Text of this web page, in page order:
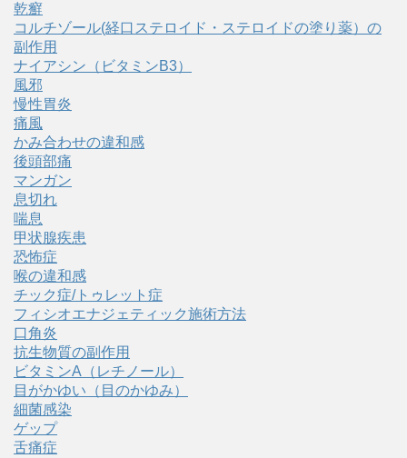
乾癬
コルチゾール(経口ステロイド・ステロイドの塗り薬）の
副作用
ナイアシン（ビタミンB3）
風邪
慢性胃炎
痛風
かみ合わせの違和感
後頭部痛
マンガン
息切れ
喘息
甲状腺疾患
恐怖症
喉の違和感
チック症/トゥレット症
フィシオエナジェティック施術方法
口角炎
抗生物質の副作用
ビタミンA（レチノール）
目がかゆい（目のかゆみ）
細菌感染
ゲップ
舌痛症